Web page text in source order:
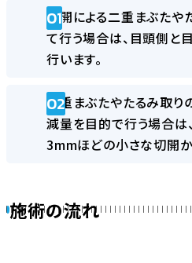
切開による二重まぶたや
て行う場合は、目頭側と
行います。
二重まぶたやたるみ取り
減量を目的で行う場合は
3mmほどの小さな切開か
施術の流れ